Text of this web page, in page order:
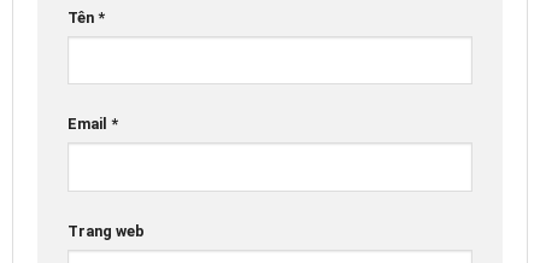
Tên *
Email *
Trang web